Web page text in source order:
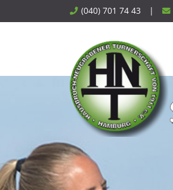
to
(040) 701 74 43 |